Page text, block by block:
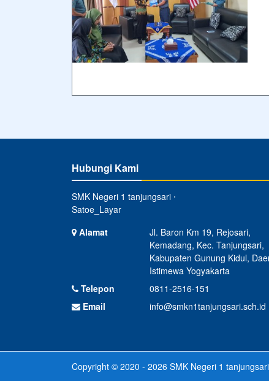
Hubungi Kami
SMK Negeri 1 tanjungsari ⋅
Satoe_Layar
Alamat
Jl. Baron Km 19, Rejosari,
Kemadang, Kec. Tanjungsari,
Kabupaten Gunung Kidul,
Istimewa Yogyakarta
Telepon
0811-2516-151
Email
info@smkn1tanjungsari.sch.id
Copyright © 2020 - 2026 SMK Negeri 1 tanjungsari